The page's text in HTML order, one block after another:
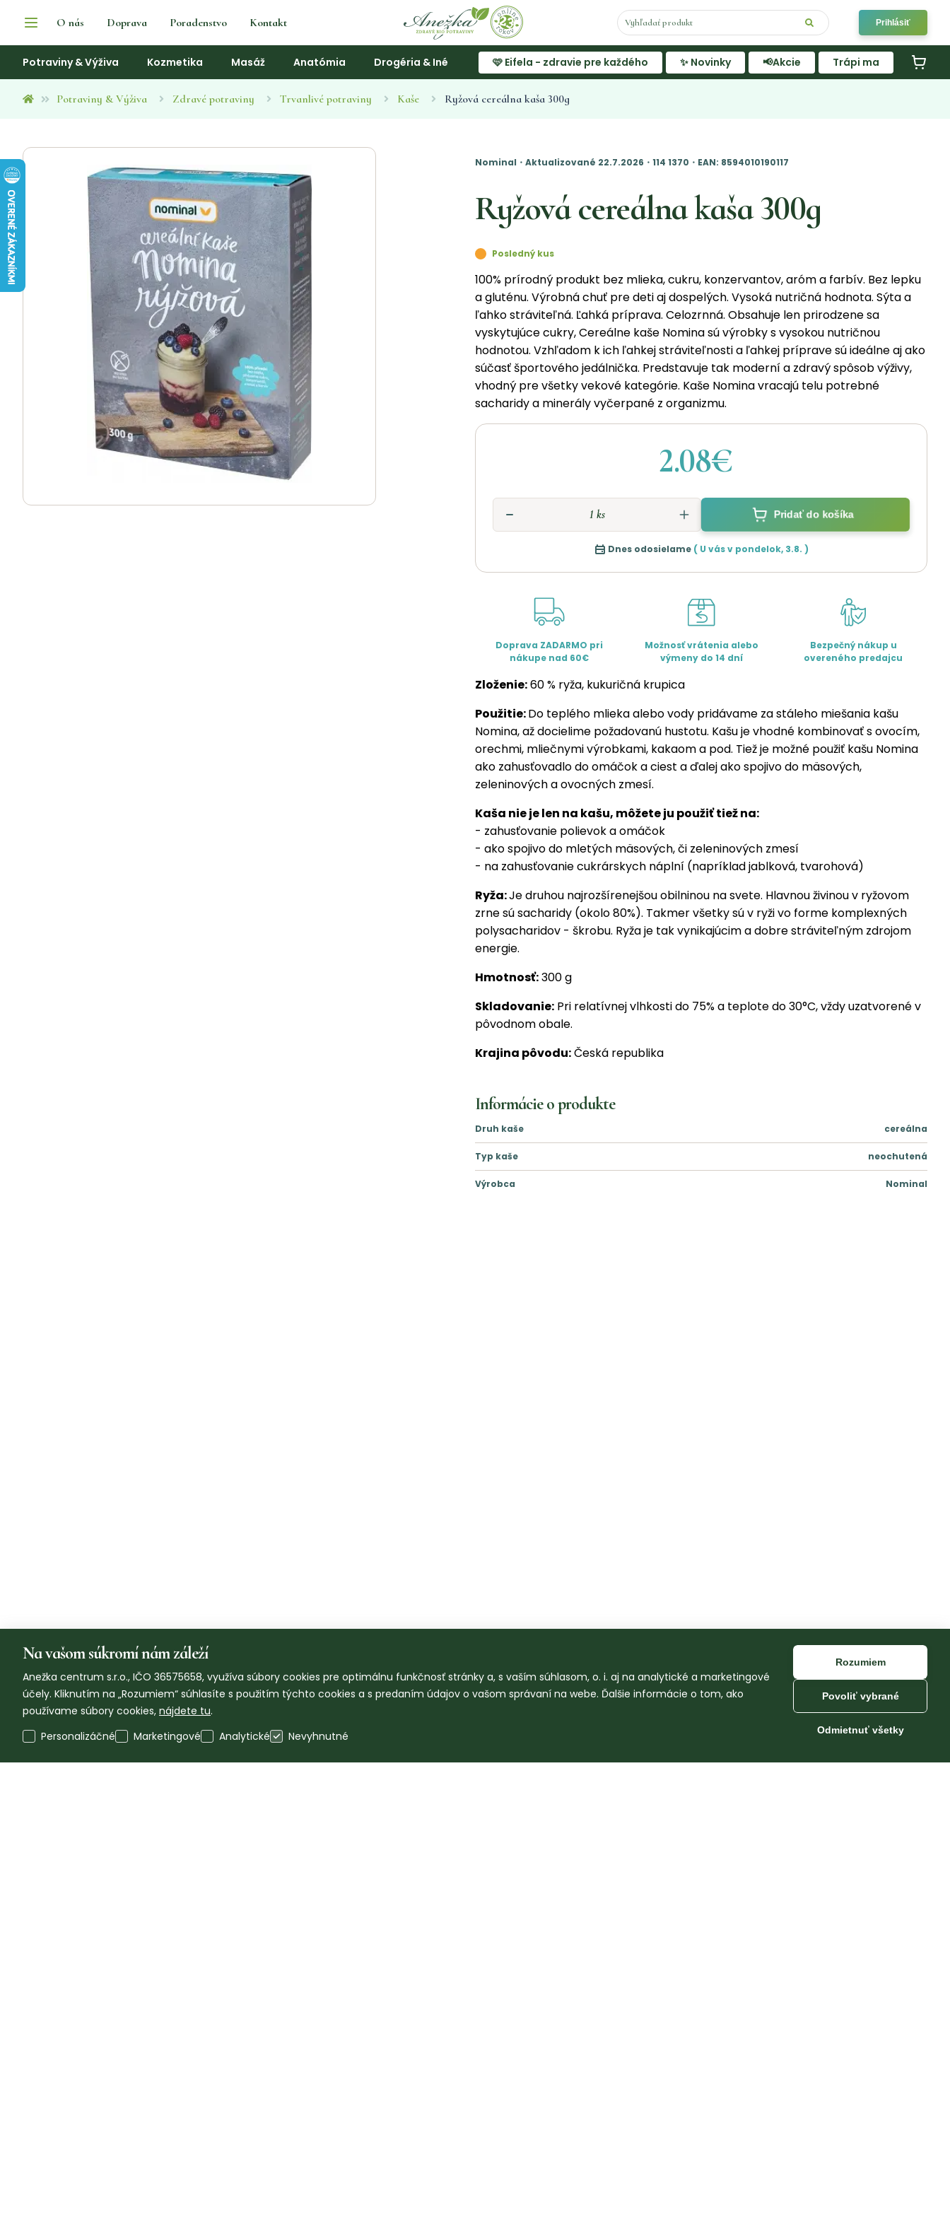
O nás Doprava Poradenstvo Kontakt Prihlásiť
Potraviny & Výživa Kozmetika Masáž Anatómia Drogéria & Iné 🩷 Eifela - zdravie pre každého ✨ Novinky 📢Akcie Trápi ma
Potraviny & Výživa Zdravé potraviny Trvanlivé potraviny Kaše Ryžová cereálna kaša 300g
Nominal・Aktualizované 22.7.2026・114 1370・EAN: 8594010190117
Ryžová cereálna kaša 300g
Posledný kus
100% prírodný produkt bez mlieka, cukru, konzervantov, aróm a farbív. Bez lepku
a gluténu. Výrobná chuť pre deti aj dospelých. Vysoká nutričná hodnota. Sýta a
ľahko stráviteľná. Ľahká príprava. Celozrnná. Obsahuje len prirodzene sa
vyskytujúce cukry, Cereálne kaše Nomina sú výrobky s vysokou nutričnou
hodnotou. Vzhľadom k ich ľahkej stráviteľnosti a ľahkej príprave sú ideálne aj ako
súčasť športového jedálnička. Predstavuje tak moderní a zdravý spôsob výživy,
vhodný pre všetky vekové kategórie. Kaše Nomina vracajú telu potrebné
sacharidy a minerály vyčerpané z organizmu.
2.08€
Pridať do košíka
Dnes odosielame ( U vás v pondelok, 3.8. )
Doprava ZADARMO pri
nákupe nad 60€
Možnosť vrátenia alebo
výmeny do 14 dní
Bezpečný nákup u
overeného predajcu
Zloženie:60 % ryža, kukuričná krupica
Použitie:Do teplého mlieka alebo vody pridávame za stáleho miešania kašu
Nomina, až docielime požadovanú hustotu. Kašu je vhodné kombinovať s ovocím,
orechmi, mliečnymi výrobkami, kakaom a pod. Tiež je možné použiť kašu Nomina
ako zahusťovadlo do omáčok a ciest a ďalej ako spojivo do mäsových,
zeleninových a ovocných zmesí.
Kaša nie je len na kašu, môžete ju použiť tiež na:
- zahusťovanie polievok a omáčok
- ako spojivo do mletých mäsových, či zeleninových zmesí
- na zahusťovanie cukrárskych náplní (napríklad jablková, tvarohová)
Ryža:Je druhou najrozšírenejšou obilninou na svete. Hlavnou živinou v ryžovom
zrne sú sacharidy (okolo 80%). Takmer všetky sú v ryži vo forme komplexných
polysacharidov - škrobu. Ryža je tak vynikajúcim a dobre stráviteľným zdrojom
energie.
Hmotnosť:300 g
Skladovanie: Pri relatívnej vlhkosti do 75% a teplote do 30°C, vždy uzatvorené v
pôvodnom obale.
Krajina pôvodu:Česká republika
Informácie o produkte
Druh kaše cereálna
Typ kaše neochutená
Výrobca Nominal
Na vašom súkromí nám záleží
Anežka centrum s.r.o., IČO 36575658, využíva súbory cookies pre optimálnu funkčnosť stránky a, s vaším súhlasom, o. i. aj na analytické a marketingové
účely. Kliknutím na „Rozumiem“ súhlasíte s použitím týchto cookies a s predaním údajov o vašom správaní na webe. Ďalšie informácie o tom, ako
používame súbory cookies, nájdete tu.
Personalizáčné
Marketingové Analytické Nevyhnutné
Rozumiem
Povoliť vybrané
Odmietnuť všetky